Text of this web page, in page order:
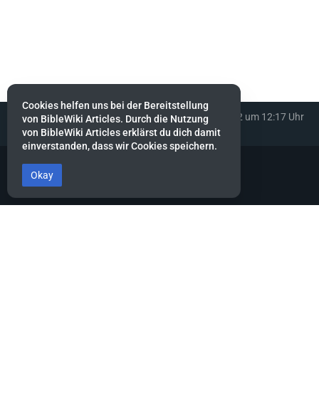
Cookies helfen uns bei der Bereitstellung
von BibleWiki Articles. Durch die Nutzung
von BibleWiki Articles erklärst du dich damit
einverstanden, dass wir Cookies speichern.
Okay
Diese Seite wurde zuletzt am 19. Februar 2022 um 12:17 Uhr
bearbeitet.
BibleWiki Articles